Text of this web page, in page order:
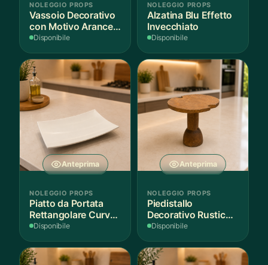
NOLEGGIO PROPS
Vassoio Decorativo
con Motivo Arance e
Foglie
Disponibile
NOLEGGIO PROPS
Alzatina Blu Effetto
Invecchiato
Disponibile
Anteprima
NOLEGGIO PROPS
Piatto da Portata
Rettangolare Curvo
Bianco
Disponibile
Anteprima
NOLEGGIO PROPS
Piedistallo
Decorativo Rustico
in Legno
Disponibile